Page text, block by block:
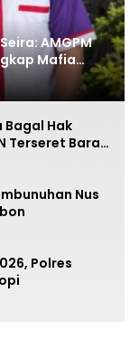
AMGPM
Mafia
Bagal Hak
Terseret Bara
Nus
Polres